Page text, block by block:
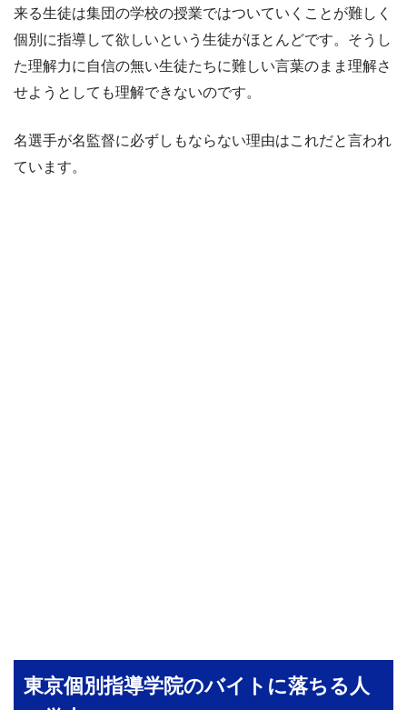
来る生徒は集団の学校の授業ではついていくことが難しく
個別に指導して欲しいという生徒がほとんどです。そうし
た理解力に自信の無い生徒たちに難しい言葉のまま理解さ
せようとしても理解できないのです。
名選手が名監督に必ずしもならない理由はこれだと言われ
ています。
東京個別指導学院のバイトに落ちる人